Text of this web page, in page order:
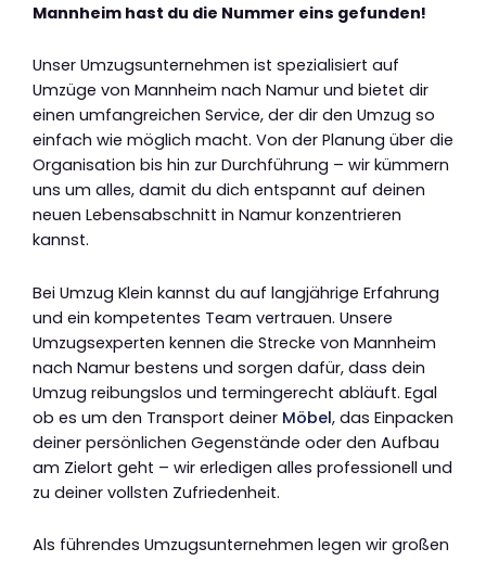
Mannheim hast du die Nummer eins gefunden!
Unser Umzugsunternehmen ist spezialisiert auf
Umzüge von Mannheim nach Namur und bietet dir
einen umfangreichen Service, der dir den Umzug so
einfach wie möglich macht. Von der Planung über die
Organisation bis hin zur Durchführung – wir kümmern
uns um alles, damit du dich entspannt auf deinen
neuen Lebensabschnitt in Namur konzentrieren
kannst.
Bei Umzug Klein kannst du auf langjährige Erfahrung
und ein kompetentes Team vertrauen. Unsere
Umzugsexperten kennen die Strecke von Mannheim
nach Namur bestens und sorgen dafür, dass dein
Umzug reibungslos und termingerecht abläuft. Egal
ob es um den Transport deiner Möbel, das Einpacken
deiner persönlichen Gegenstände oder den Aufbau
am Zielort geht – wir erledigen alles professionell und
zu deiner vollsten Zufriedenheit.
Als führendes Umzugsunternehmen legen wir großen